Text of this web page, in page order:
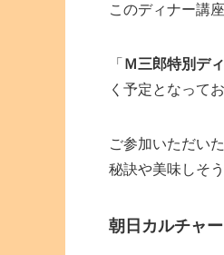
このディナー講
「 Ｍ三郎特別デ
く予定となって
ご参加いただい
秘訣や美味しそ
朝日カルチャ